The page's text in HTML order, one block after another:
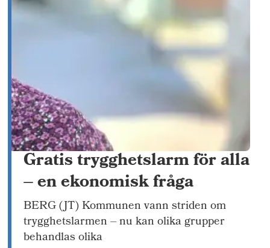
Gratis trygghetslarm för alla
– en ekonomisk fråga
BERG (JT) Kommunen vann striden om
trygghetslarmen – nu kan olika grupper
behandlas olika